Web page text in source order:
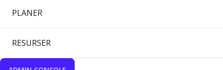
PLANER
RESURSER